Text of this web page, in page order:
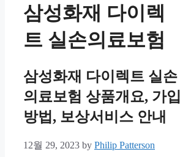
삼성화재 다이렉
트 실손의료보험
삼성화재 다이렉트 실손
의료보험 상품개요, 가입
방법, 보상서비스 안내
12월 29, 2023 by Philip Patterson